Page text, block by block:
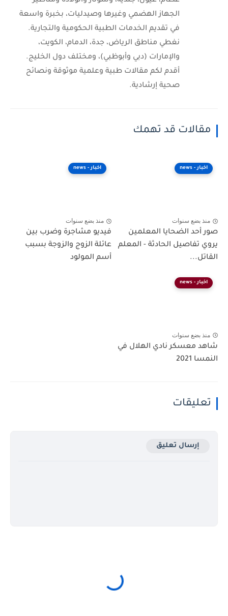
الجهاز الهضمي وغيرها وصيدليات، بخبرة واسعة
في تقديم الخدمات الطبية الحكومية والتجارية.
نغطي مناطق الرياض، جدة، الدمام، الكويت،
والإمارات (دبي وأبوظبي)، ومختلف دول الخليج.
أقدم لكم مقالات طبية وعلمية موثوقة ونصائح
صحية إرشادية.
مقالات قد تهمك
اخبار - news
منذ بضع سنوات
صور أحد الضحايا المعلمين
يروي تفاصيل الحادثة - المعلم
القاتل...
اخبار - news
منذ بضع سنوات
فيديو مشاجرة وضرب بين
عائلة الزوج والزوجة بسبب
أسم المولود
اخبار - news
منذ بضع سنوات
شاهد معسكر نادي الهلال في
النمسا 2021
تعليقات
إرسال تعليق